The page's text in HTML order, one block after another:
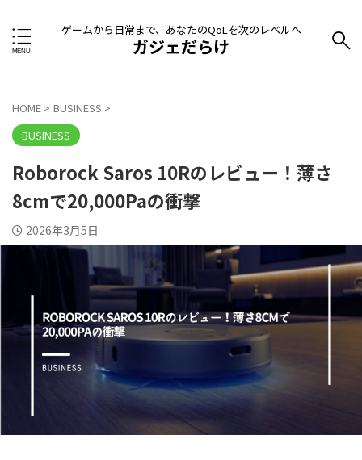
ゲームから日常まで、あなたのQoLを次のレベルへ
ガジェだらけ
HOME > BUSINESS >
BUSINESS
Roborock Saros 10Rのレビュー！薄さ
8cmで20,000Paの衝撃
2026年3月5日